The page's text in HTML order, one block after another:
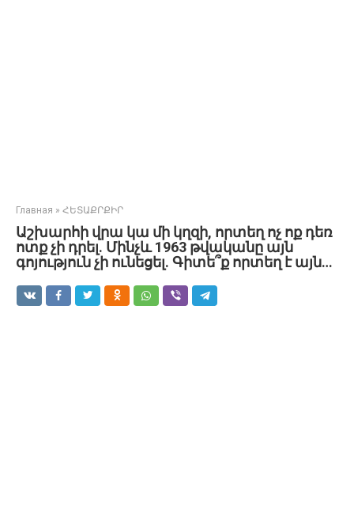
Главная » ՀԵՏԱՔՐՔԻՐ
Աշխարհի վրա կա մի կղզի, որտեղ ոչ ոք դեռ
ոտք չի դրել. Մինչև 1963 թվականը այն
գոյություն չի ունեցել. Գիտե՞ք որտեղ է այն…